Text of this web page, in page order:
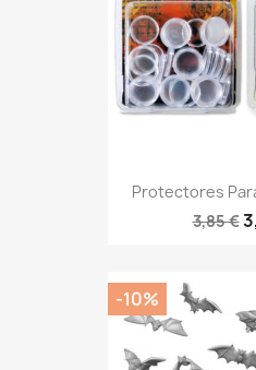
Protectores
3,85 €
-10%